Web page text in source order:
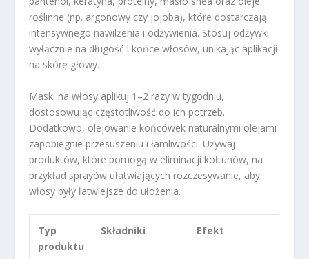
roślinne (np. argonowy czy jojoba), które dostarczają
intensywnego nawilżenia i odżywienia. Stosuj odżywki
wyłącznie na długość i końce włosów, unikając aplikacji
na skórę głowy.
Maski na włosy aplikuj 1–2 razy w tygodniu,
dostosowując częstotliwość do ich potrzeb.
Dodatkowo, olejowanie końcówek naturalnymi olejami
zapobiegnie przesuszeniu i łamliwości. Używaj
produktów, które pomogą w eliminacji kołtunów, na
przykład sprayów ułatwiających rozczesywanie, aby
włosy były łatwiejsze do ułożenia.
Typ
produktu
Składniki Efekt